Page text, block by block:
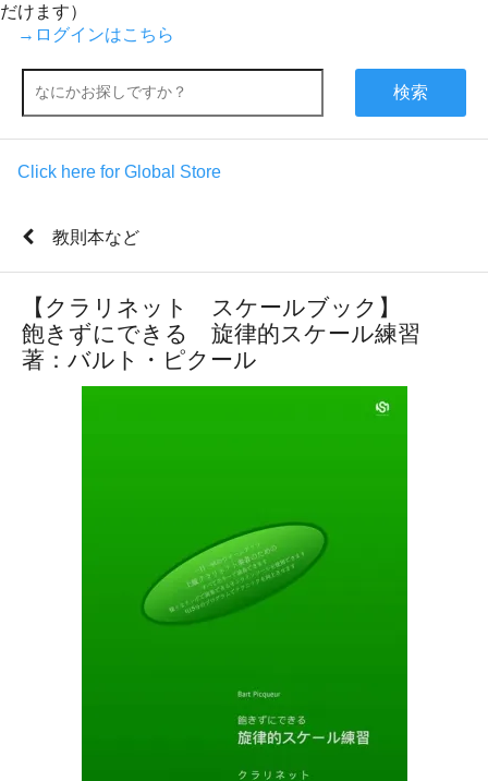
だけます）
→ログインはこちら
検索
Click here for Global Store
教則本など
【クラリネット スケールブック】
飽きずにできる 旋律的スケール練習
著：バルト・ピクール